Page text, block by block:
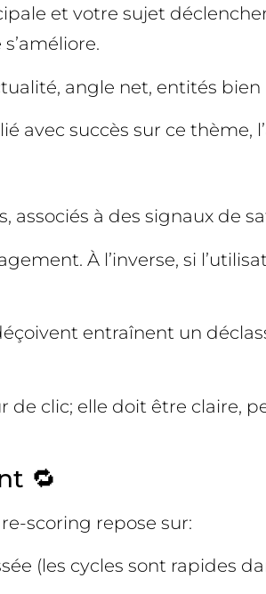
et votre sujet
angle net, entités
succès sur ce thème,
associés à des signaux de
À l’inverse, si
entraînent un
de clic; elle doit être
🔁
scoring repose sur:
(les cycles sont rapides